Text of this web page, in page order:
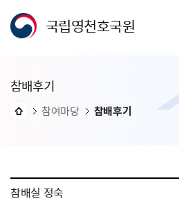
국립영천호국원
참배후기
참여마당 참배후기
참배실 정숙